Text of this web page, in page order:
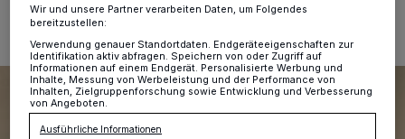
Wir und unsere Partner verarbeiten Daten, um Folgendes
bereitzustellen:
Verwendung genauer Standortdaten. Endgeräteeigenschaften zur
Identifikation aktiv abfragen. Speichern von oder Zugriff auf
Informationen auf einem Endgerät. Personalisierte Werbung und
Inhalte, Messung von Werbeleistung und der Performance von
Inhalten, Zielgruppenforschung sowie Entwicklung und Verbesserung
von Angeboten.
Ausführliche Informationen